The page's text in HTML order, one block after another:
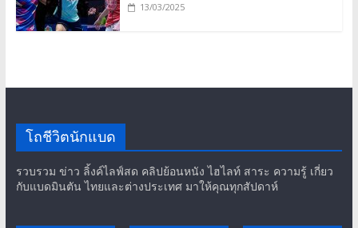
13/03/2025
โถชีวิตนักแบด
รวบรวม ข่าว ลิ้งค์ไลฟ์สด คลิปย้อนหนัง ไฮไลท์ สาระ ความรู้ เกี่ยว
กับแบดมินตัน ไทยและต่างประเทศ มาให้คุณทุกสัปดาห์